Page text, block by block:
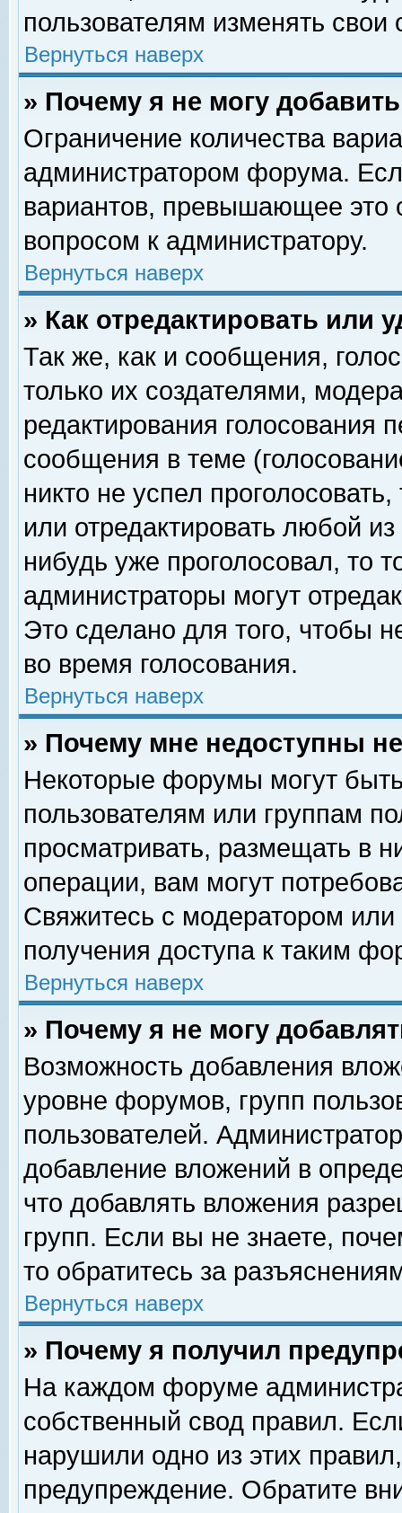
пользователям изменять свои
Вернуться наверх
» Почему я не могу
Ограничение количества
администратором форума.
вариантов, превышающее это
вопросом к администратору.
Вернуться наверх
» Как отредактировать или
Так же, как и сообщения,
только их создателями,
редактирования голосования
сообщения в теме
никто не успел
или отредактировать любой
нибудь уже проголосовал, то
администраторы могут
Это сделано для того, чтобы
во время голосования.
Вернуться наверх
» Почему мне недоступны
Некоторые форумы могут
пользователям или группам
просматривать, размещать в
операции, вам могут
Свяжитесь с модератором
получения доступа к таким
Вернуться наверх
» Почему я не могу
Возможность добавления
уровне форумов, групп
пользователей.
добавление вложений в
что добавлять вложения
групп. Если вы не знаете,
то обратитесь за
Вернуться наверх
» Почему я получил
На каждом форуме
собственный свод правил.
нарушили одно из этих
предупреждение. Обратите